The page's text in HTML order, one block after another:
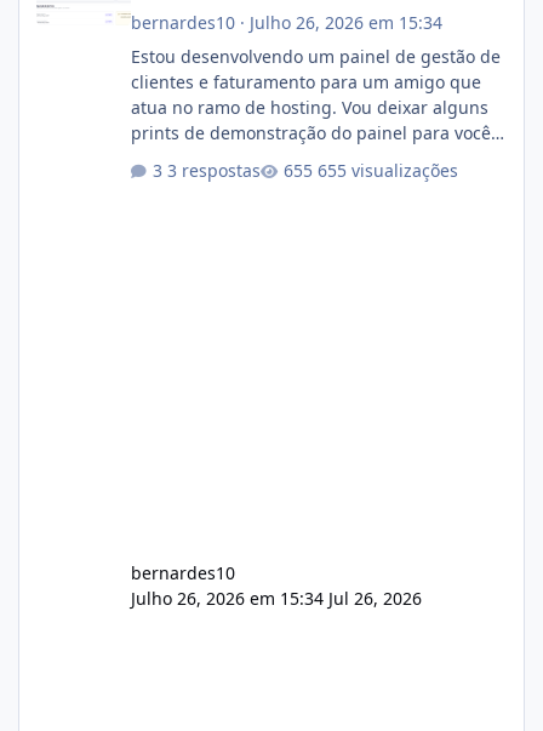
bernardes10· Julho 26, 2026 em 15:34
Estou desenvolvendo um painel de gestão de
clientes e faturamento para um amigo que
atua no ramo de hosting. Vou deixar alguns
prints de demonstração do painel para vocês
darem a opinião de vocês. O sistema já está
com cerca de 80% concluído e conta com
3 respostas 655 visualizações
bernardes10
Julho 26, 2026 em 15:34 Jul 26, 2026